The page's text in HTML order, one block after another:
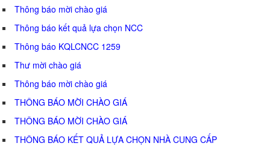
Thông báo mời chào giá
Thông báo kết quả lựa chọn NCC
Thông báo KQLCNCC 1259
Thư mời chào giá
Thông báo mời chào giá
THÔNG BÁO MỜI CHÀO GIÁ
THÔNG BÁO MỜI CHÀO GIÁ
THÔNG BÁO KẾT QUẢ LỰA CHỌN NHÀ CUNG CẤP